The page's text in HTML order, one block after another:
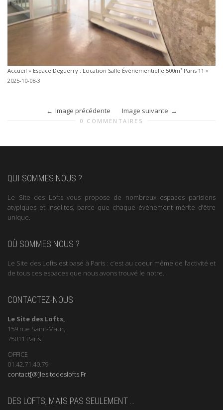
Accueil » Espace Deguerry : Location Salle Événementielle 500m² Paris 11 »
2025-10-08-3
Image précédente Image suivante
0 COMMENTAIRES
QUI SOMMES NOUS ?
Le Site des Lofts vous propose de nombreux espaces parisiens
atypiques et insolites, parce que chaque événement mérite d’être
unique.
OÙ SOMMES NOUS ?
Le Site des Lofts est basé à Paris : c’est au coeur même de l’activité et
de tous ces espaces que nous avons trouvé le notre.
CONTACTEZ-NOUS
Le Site des Lofts,
159 rue Saint-Maur,
75011 Paris
OFFICE
01.42.71.40.79
contact[@]lesitedeslofts.Fr
DES LOFTS, MAIS PAS SEULEMENT …